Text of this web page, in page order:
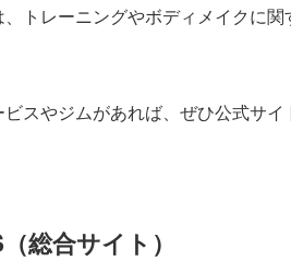
トレーニングやボディメイクに
スやジムがあれば、ぜひ公式サイ
総合サイト）